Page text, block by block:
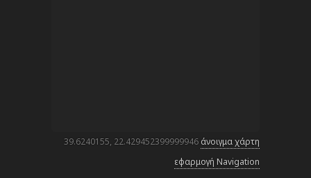
39.6240155, 22.429452399999946 άνοιγμα χάρτη
εφαρμογή Navigation